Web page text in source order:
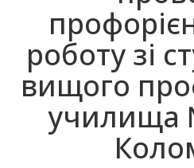
роботу зі
вищого
училища